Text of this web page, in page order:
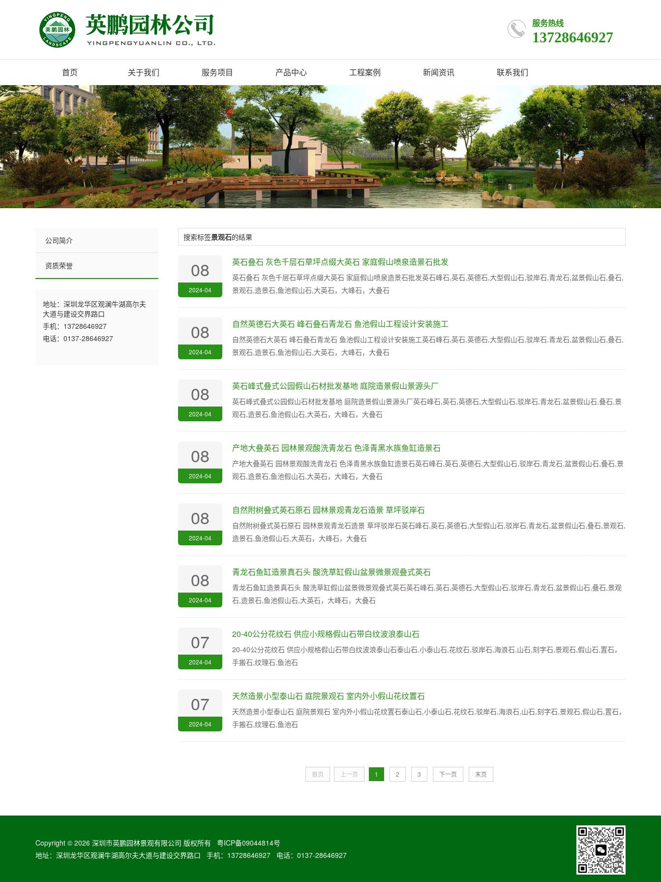
服务热线
13728646927
首页 关于我们 服务项目 产品中心 工程案例 新闻资讯 联系我们
公司简介
资质荣誉
地址：深圳龙华区观澜牛湖高尔夫
大道与建设交界路口
手机：13728646927
电话：0137-28646927
搜索标签景观石的结果
08
2024-04
英石叠石 灰色千层石草坪点缀大英石 家庭假山喷泉造景石批发
英石叠石 灰色千层石草坪点缀大英石 家庭假山喷泉造景石批发英石峰石,英石,英德石,大型假山石,驳岸石,青龙石,盆景假山石,叠石,
景观石,造景石,鱼池假山石,大英石，大峰石，大叠石
08
2024-04
自然英德石大英石 峰石叠石青龙石 鱼池假山工程设计安装施工
自然英德石大英石 峰石叠石青龙石 鱼池假山工程设计安装施工英石峰石,英石,英德石,大型假山石,驳岸石,青龙石,盆景假山石,叠石,
景观石,造景石,鱼池假山石,大英石，大峰石，大叠石
08
2024-04
英石峰式叠式公园假山石材批发基地 庭院造景假山景源头厂
英石峰式叠式公园假山石材批发基地 庭院造景假山景源头厂英石峰石,英石,英德石,大型假山石,驳岸石,青龙石,盆景假山石,叠石,景
观石,造景石,鱼池假山石,大英石，大峰石，大叠石
08
2024-04
产地大叠英石 园林景观酸洗青龙石 色泽青黑水族鱼缸造景石
产地大叠英石 园林景观酸洗青龙石 色泽青黑水族鱼缸造景石英石峰石,英石,英德石,大型假山石,驳岸石,青龙石,盆景假山石,叠石,景
观石,造景石,鱼池假山石,大英石，大峰石，大叠石
08
2024-04
自然附树叠式英石原石 园林景观青龙石造景 草坪驳岸石
自然附树叠式英石原石 园林景观青龙石造景 草坪驳岸石英石峰石,英石,英德石,大型假山石,驳岸石,青龙石,盆景假山石,叠石,景观石,
造景石,鱼池假山石,大英石，大峰石，大叠石
08
2024-04
青龙石鱼缸造景真石头 酸洗草缸假山盆景微景观叠式英石
青龙石鱼缸造景真石头 酸洗草缸假山盆景微景观叠式英石英石峰石,英石,英德石,大型假山石,驳岸石,青龙石,盆景假山石,叠石,景观
石,造景石,鱼池假山石,大英石，大峰石，大叠石
07
2024-04
20-40公分花纹石 供应小规格假山石带白纹波浪泰山石
20-40公分花纹石 供应小规格假山石带白纹波浪泰山石泰山石,小泰山石,花纹石,驳岸石,海浪石,山石,刻字石,景观石,假山石,置石，
手搬石,纹理石,鱼池石
07
2024-04
天然造景小型泰山石 庭院景观石 室内外小假山花纹置石
天然造景小型泰山石 庭院景观石 室内外小假山花纹置石泰山石,小泰山石,花纹石,驳岸石,海浪石,山石,刻字石,景观石,假山石,置石，
手搬石,纹理石,鱼池石
首页 上一页 1 2 3 下一页 末页
Copyright © 2026 深圳市英鹏园林景观有限公司 版权所有 粤ICP备09044814号
地址：深圳龙华区观澜牛湖高尔夫大道与建设交界路口 手机：13728646927 电话：0137-28646927